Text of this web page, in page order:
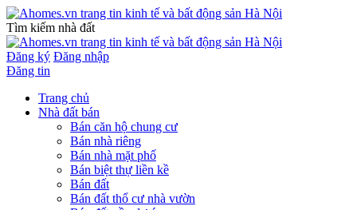
Tìm kiếm nhà đất
Đăng ký Đăng nhập
Đăng tin
Trang chủ
Nhà đất bán
Bán căn hộ chung cư
Bán nhà riêng
Bán nhà mặt phố
Bán biệt thự liền kề
Bán đất
Bán đất thổ cư nhà vườn